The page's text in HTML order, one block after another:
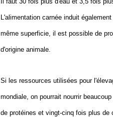
L'alimentation carnée induit
même superficie, il est possible de
d'origine animale.
Si les ressources utilisées pour
mondiale, on pourrait nourrir
de protéines et vingt-cinq fois plus